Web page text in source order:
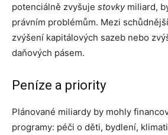
potenciálně zvyšuje stovkymiliard,
právním problémům. Mezi
zvýšení kapitálových sazeb nebo
daňových pásem.
Peníze a priority
Plánované miliardy by mohly
programy: péči o děti, bydlení,